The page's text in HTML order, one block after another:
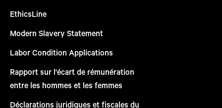
EthicsLine
Modern Slavery Statement
Labor Condition Applications
Rapport sur l'écart de rémunération
entre les hommes et les femmes
Déclarations juridiques et fiscales du